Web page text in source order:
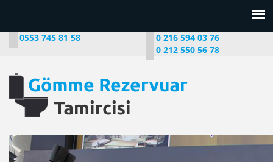
0553 745 81 58
0 216 594 03 76
0 212 550 56 78